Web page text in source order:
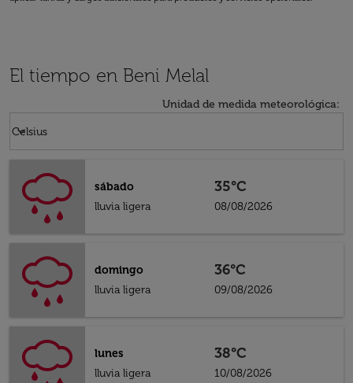
El tiempo en Beni Melal
Unidad de medida meteorológica:
Celsius
keyboard_arrow_down
sábado
lluvia ligera
35°C
08/08/2026
domingo
lluvia ligera
36°C
09/08/2026
lunes
lluvia ligera
38°C
10/08/2026